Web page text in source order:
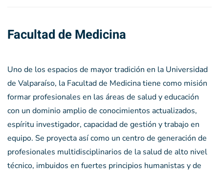
Facultad de Medicina
Uno de los espacios de mayor tradición en la Universidad
de Valparaíso, la Facultad de Medicina tiene como misión
formar profesionales en las áreas de salud y educación
con un dominio amplio de conocimientos actualizados,
espíritu investigador, capacidad de gestión y trabajo en
equipo. Se proyecta así como un centro de generación de
profesionales multidisciplinarios de la salud de alto nivel
técnico, imbuidos en fuertes principios humanistas y de